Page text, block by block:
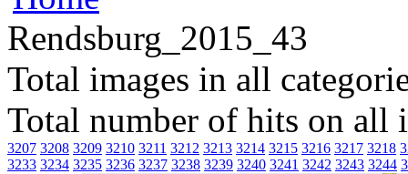
Rendsburg_2015_43
Total images in all
Total number of hits on all
3207 3208 3209 3210 3211 3212 3213 3214 3215 3216 3217 3218
3233 3234 3235 3236 3237 3238 3239 3240 3241 3242 3243 3244